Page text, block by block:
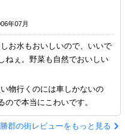
年07月
お水もおいしいので、いいで
ねぇ。野菜も自然でおいしい
物行くのには車しかないの
で本当にこわいです。
郡の街レビューをもっと見る